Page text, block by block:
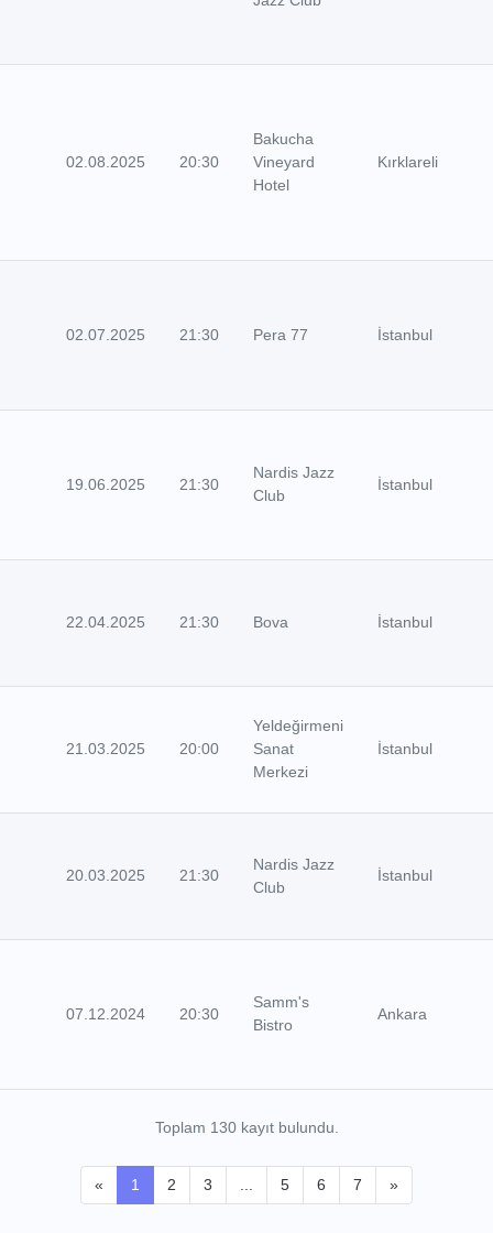
02.08.2025 20:30
Bakucha
Vineyard
Hotel
Kırklareli
02.07.2025 21:30 Pera 77 İstanbul
19.06.2025 21:30
Nardis Jazz
Club
İstanbul
22.04.2025 21:30 Bova İstanbul
21.03.2025 20:00
Yeldeğirmeni
Sanat
Merkezi
İstanbul
20.03.2025 21:30
Nardis Jazz
Club
İstanbul
07.12.2024 20:30
Samm's
Bistro
Ankara
Toplam 130 kayıt bulundu.
« 1 2 3 5 6 7 »